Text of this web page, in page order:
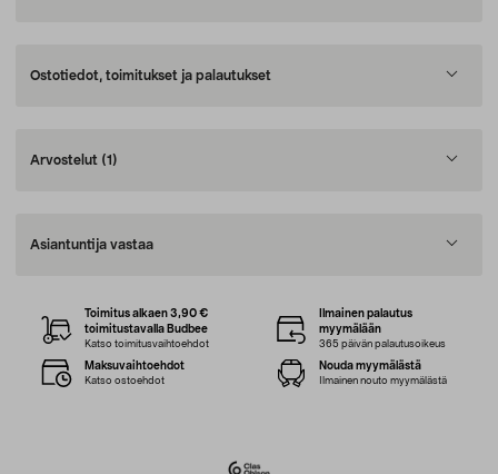
Ostotiedot, toimitukset ja palautukset
Arvostelut (1)
Asiantuntija vastaa
Toimitus alkaen 3,90 €
toimitustavalla Budbee
Katso toimitusvaihtoehdot
Ilmainen palautus
myymälään
365 päivän palautusoikeus
Maksuvaihtoehdot
Katso ostoehdot
Nouda myymälästä
Ilmainen nouto myymälästä